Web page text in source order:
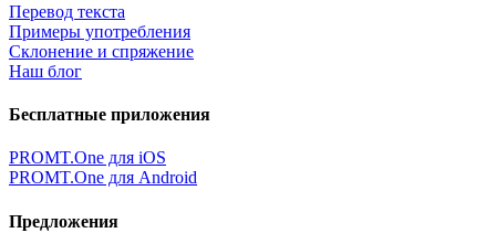
Перевод текста
Примеры употребления
Склонение и спряжение
Наш блог
Бесплатные приложения
PROMT.One для iOS
PROMT.One для Android
Предложения